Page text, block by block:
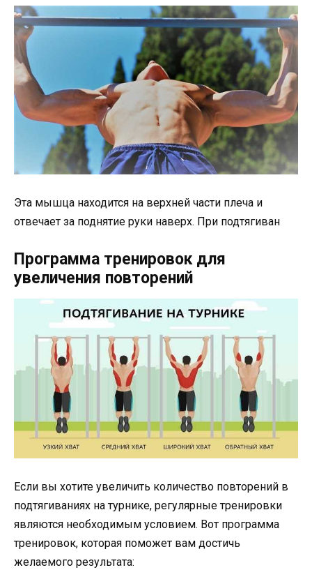
Эта мышца находится на верхней части плеча и
отвечает за поднятие руки наверх. При подтягиван
Программа тренировок для
увеличения повторений
Если вы хотите увеличить количество повторений в
подтягиваниях на турнике, регулярные тренировки
являются необходимым условием. Вот программа
тренировок, которая поможет вам достичь
желаемого результата: